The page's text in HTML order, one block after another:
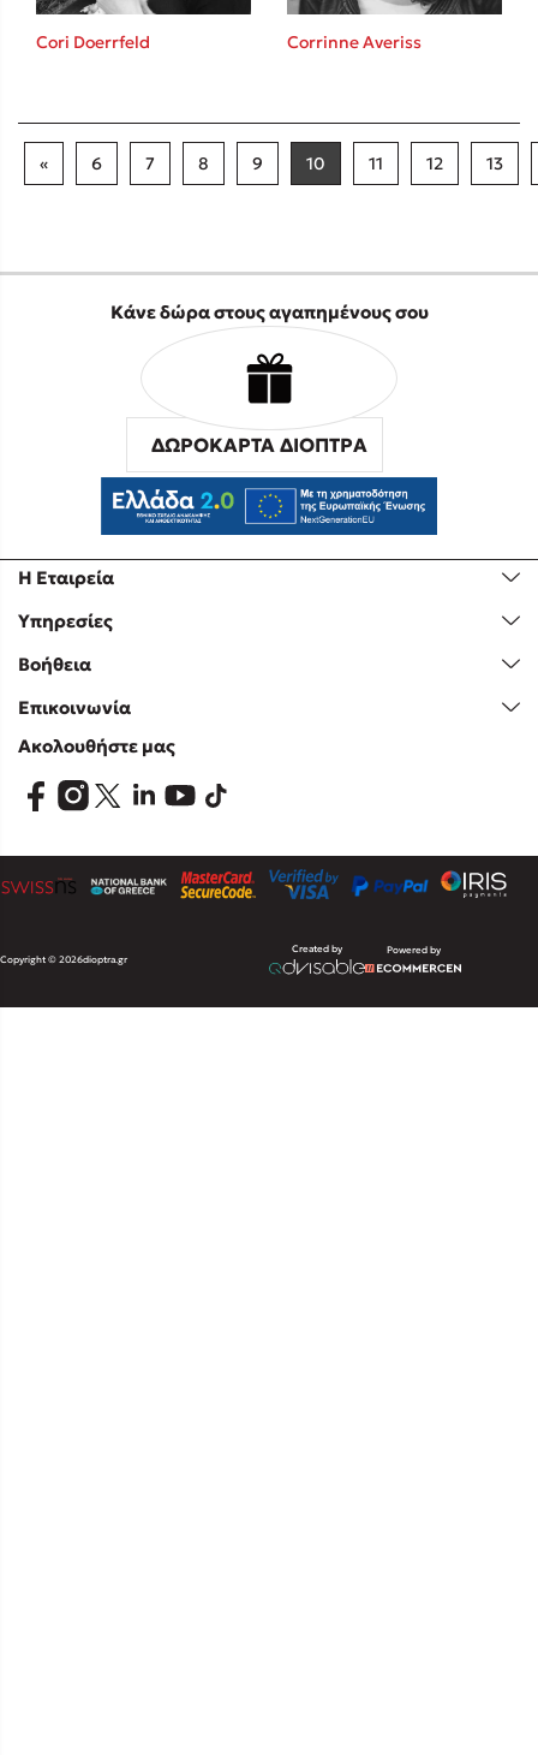
Cori Doerrfeld Corrinne Averiss
« 6 7 8 9 10 11 12 13
Η Εταιρεία
Υπηρεσίες
Βοήθεια
Επικοινωνία
Κάνε δώρα στους αγαπημένους σου
ΔΩΡΟΚΑΡΤΑ ΔΙΟΠΤΡΑ
Ακολουθήστε μας
Copyright © 2026dioptra.gr
Created by Powered by